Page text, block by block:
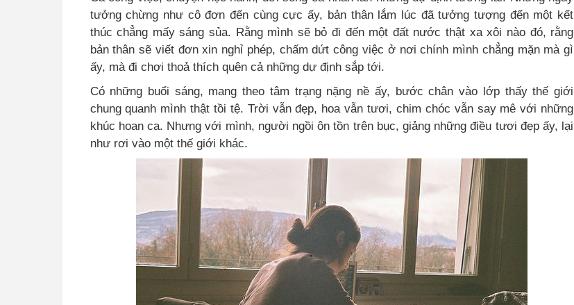
tưởng chừng như cô đơn đến cùng cực ấy, bản thân lắm lúc đã tưởng tượng đến một kết
thúc chẳng mấy sáng sủa. Rằng mình sẽ bỏ đi đến một đất nước thật xa xôi nào đó, rằng
bản thân sẽ viết đơn xin nghỉ phép, chấm dứt công việc ở nơi chính mình chẳng mặn mà gì
ấy, mà đi chơi thoả thích quên cả những dự định sắp tới.
Có những buổi sáng, mang theo tâm trạng nặng nề ấy, bước chân vào lớp thấy thế giới
chung quanh mình thật tồi tệ. Trời vẫn đẹp, hoa vẫn tươi, chim chóc vẫn say mê với những
khúc hoan ca. Nhưng với mình, người ngồi ôn tồn trên bục, giảng những điều tươi đẹp ấy, lại
như rơi vào một thế giới khác.